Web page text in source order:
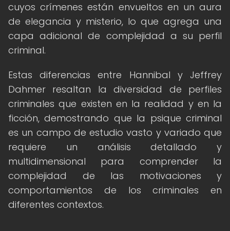
cuyos crímenes están envueltos en un aura
de elegancia y misterio, lo que agrega una
capa adicional de complejidad a su perfil
criminal.
Estas diferencias entre Hannibal y Jeffrey
Dahmer resaltan la diversidad de perfiles
criminales que existen en la realidad y en la
ficción, demostrando que la psique criminal
es un campo de estudio vasto y variado que
requiere un análisis detallado y
multidimensional para comprender la
complejidad de las motivaciones y
comportamientos de los criminales en
diferentes contextos.